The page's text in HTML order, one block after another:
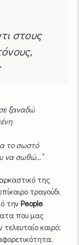
στους
ξαναδώ
το σωστό
να σωθώ…”
της
τραγούδι
τηνPeople
που μας
καιρό: